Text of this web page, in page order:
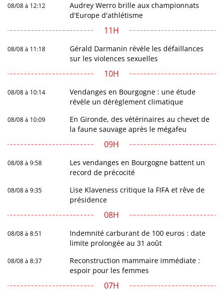
08/08 à 12:12
Audrey Werro brille aux championnats
d'Europe d'athlétisme
11H
08/08 à 11:18
Gérald Darmanin révèle les défaillances
sur les violences sexuelles
10H
08/08 à 10:14
Vendanges en Bourgogne : une étude
révèle un dérèglement climatique
08/08 à 10:09
En Gironde, des vétérinaires au chevet de
la faune sauvage après le mégafeu
09H
08/08 à 9:58
Les vendanges en Bourgogne battent un
record de précocité
08/08 à 9:35
Lise Klaveness critique la FIFA et rêve de
présidence
08H
08/08 à 8:51
Indemnité carburant de 100 euros : date
limite prolongée au 31 août
08/08 à 8:37
Reconstruction mammaire immédiate :
espoir pour les femmes
07H